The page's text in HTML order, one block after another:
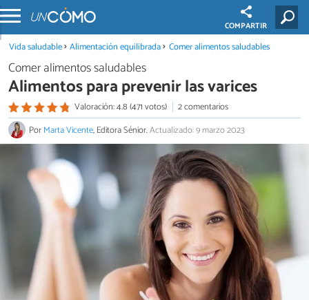
COMPARTIR
Vida saludable Alimentación equilibrada Comer alimentos saludables
Comer alimentos saludables
Alimentos para prevenir las varices
Valoración: 4.8 (471 votos)
2 comentarios
PorMarta Vicente, Editora Sénior.Actualizado: 9 marzo 2023